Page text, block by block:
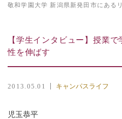
敬和学園大学 新潟県新発田市にある
【学生インタビュー】授業
性を伸ばす
2013.05.01 キャンパスライフ
児玉恭平